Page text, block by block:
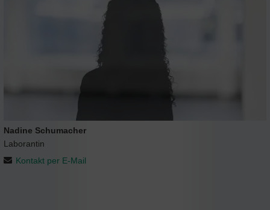
Nadine Schumacher
Laborantin
Kontakt per E-Mail